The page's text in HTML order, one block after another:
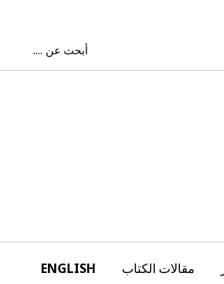
مقالات الكتاب ENGLISH